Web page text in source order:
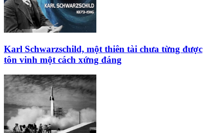
Karl Schwarzschild, một thiên tài chưa từng được
tôn vinh một cách xứng đáng